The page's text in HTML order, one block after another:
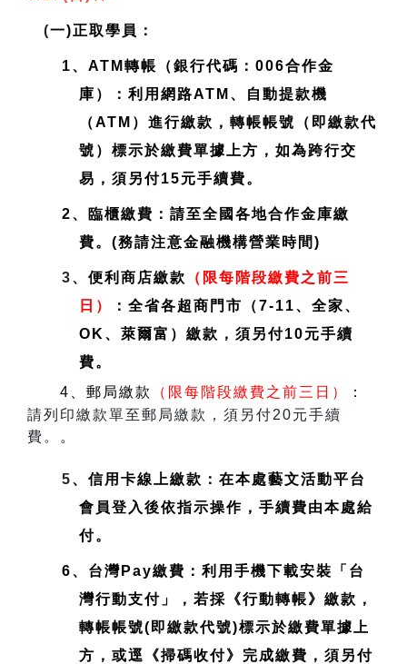
(一)正取學員：
1、ATM轉帳（銀行代碼：006合作金
庫）：利用網路ATM、自動提款機
（ATM）進行繳款，轉帳帳號（即繳款代
號）標示於繳費單據上方，如為跨行交
易，須另付15元手續費。
2、臨櫃繳費：請至全國各地合作金庫繳
費。(務請注意金融機構營業時間)
3、便利商店繳款
（限每階段繳費之前三
日）
：全省各超商門市（7-11、全家、
OK、萊爾富）繳款，須另付10元手續
費。
4、郵局繳款
（限每階段繳費之前三日）
：
請列印繳款單至郵局繳款，須另付20元手續
費。
。
5、信用卡線上繳款：在本處藝文活動平台
會員登入後依指示操作，手續費由本處給
付。
6、台灣Pay繳費：利用手機下載安裝「台
灣行動支付」，若採《行動轉帳》繳款，
轉帳帳號(即繳款代號)標示於繳費單據上
方，或逕《掃碼收付》完成繳費，須另付